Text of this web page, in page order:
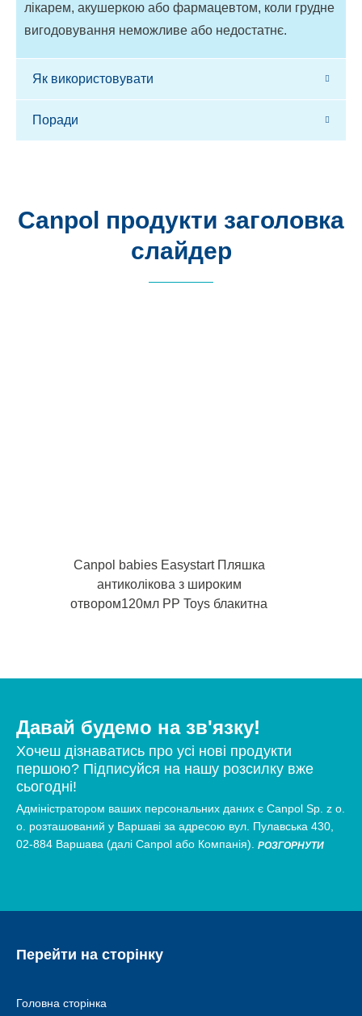
лікарем, акушеркою або фармацевтом, коли грудне
вигодовування неможливе або недостатнє.
Як використовувати
Поради
Canpol продукти заголовка
слайдер
Canpol babies Easystart Пляшка
антиколікова з широким
отвором120мл PP Toys блакитна
Давай будемо на зв'язку!
Хочеш дізнаватись про усі нові продукти
першою? Підписуйся на нашу розсилку вже
сьогодні!
Адміністратором ваших персональних даних є Canpol Sp. z o.
о. розташований у Варшаві за адресою вул. Пулавська 430,
02-884 Варшава (далі Canpol або Компанія). РОЗГОРНУТИ
Перейти на сторінку
Головна сторінка